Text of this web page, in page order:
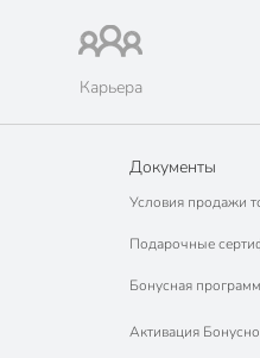
Карьера
Документы
Условия продажи
Подарочные
Бонусная
Активация